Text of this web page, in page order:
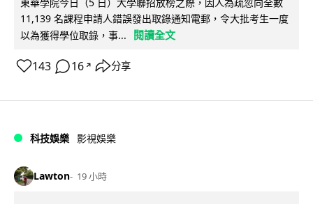
11,139 名課程申請人錯誤發出取錄通知電郵，令大批考生一度
以為獲得學位取錄，事...
閱讀全文
143 16 ↗ 分享
科技娛樂 影視娛樂
Lawton 19 小時